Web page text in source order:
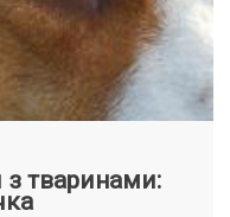
тваринами: